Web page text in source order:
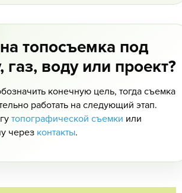
топосъемка под
газ, воду или проект?
конечную цель, тогда съемка
работать на следующий этап.
топографической съемки или
через контакты.